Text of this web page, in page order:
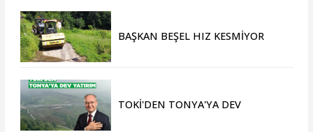
BAŞKAN BEŞEL HIZ KESMİYOR
TOKİ'DEN TONYA'YA DEV